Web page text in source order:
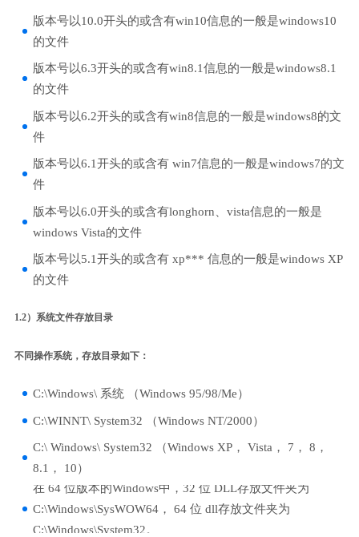
版本号以10.0开头的或含有win10信息的一般是windows10
的文件
版本号以6.3开头的或含有win8.1信息的一般是windows8.1
的文件
版本号以6.2开头的或含有win8信息的一般是windows8的文
件
版本号以6.1开头的或含有 win7信息的一般是windows7的文
件
版本号以6.0开头的或含有longhorn、vista信息的一般是
windows Vista的文件
版本号以5.1开头的或含有 xp*** 信息的一般是windows XP
的文件
1.2）系统文件存放目录
不同操作系统，存放目录如下：
C:\Windows\ 系统 （Windows 95/98/Me）
C:\WINNT\ System32 （Windows NT/2000）
C:\ Windows\ System32 （Windows XP， Vista， 7， 8，
8.1， 10）
在 64 位版本的Windows中，32 位 DLL存放文件夹为
C:\Windows\SysWOW64， 64 位 dll存放文件夹为
C:\Windows\System32。